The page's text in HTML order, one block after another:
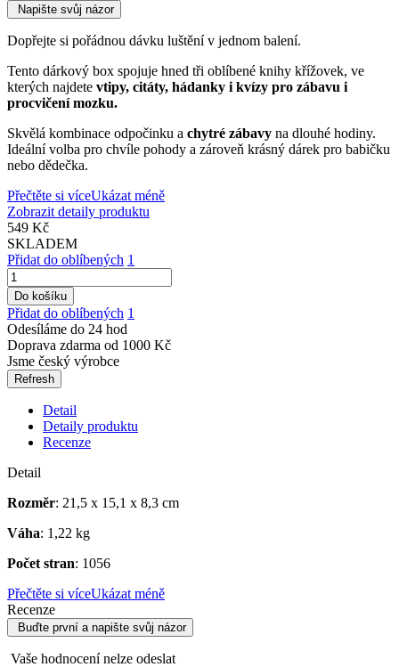
Napište svůj názor
Dopřejte si pořádnou dávku luštění v jednom balení.
Tento dárkový box spojuje hned tři oblíbené knihy křížovek, ve
kterých najdete vtipy, citáty, hádanky i kvízy pro zábavu i
procvičení mozku.
Skvělá kombinace odpočinku a chytré zábavy na dlouhé hodiny.
Ideální volba pro chvíle pohody a zároveň krásný dárek pro babičku
nebo dědečka.
Přečtěte si víceUkázat méně
Zobrazit detaily produktu
549 Kč
SKLADEM
Přidat do oblíbených 1
Do košíku
Přidat do oblíbených 1
Odesíláme do 24 hod
Doprava zdarma od 1000 Kč
Jsme český výrobce
Detail
Detaily produktu
Recenze
Detail
Rozměr: 21,5 x 15,1 x 8,3 cm
Váha: 1,22 kg
Počet stran: 1056
Přečtěte si víceUkázat méně
Recenze
Buďte první a napište svůj názor
Vaše hodnocení nelze odeslat